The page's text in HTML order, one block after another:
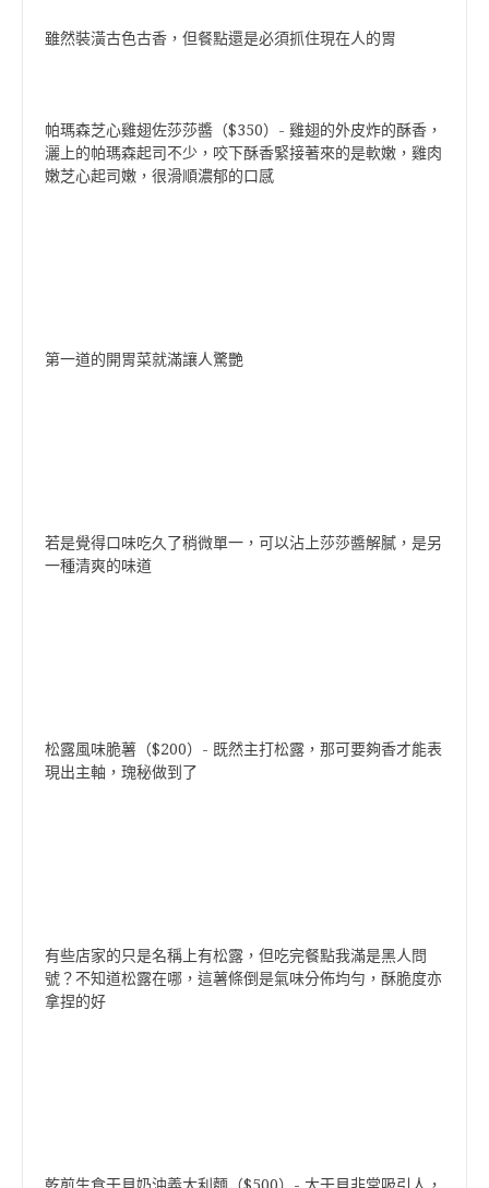
雖然裝潢古色古香，但餐點還是必須抓住現在人的胃
帕瑪森芝心雞翅佐莎莎醬（$350）- 雞翅的外皮炸的酥香，
灑上的帕瑪森起司不少，咬下酥香緊接著來的是軟嫩，雞肉
嫩芝心起司嫩，很滑順濃郁的口感
第一道的開胃菜就滿讓人驚艷
若是覺得口味吃久了稍微單一，可以沾上莎莎醬解膩，是另
一種清爽的味道
松露風味脆薯（$200）- 既然主打松露，那可要夠香才能表
現出主軸，瑰秘做到了
有些店家的只是名稱上有松露，但吃完餐點我滿是黑人問
號？不知道松露在哪，這薯條倒是氣味分佈均勻，酥脆度亦
拿捏的好
乾煎生食干貝奶油義大利麵（$500）- 大干貝非常吸引人，